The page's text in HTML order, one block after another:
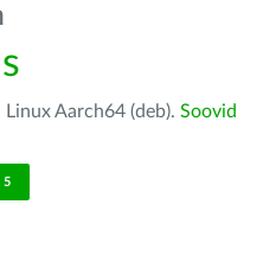
Aarch64 (deb). Soovid